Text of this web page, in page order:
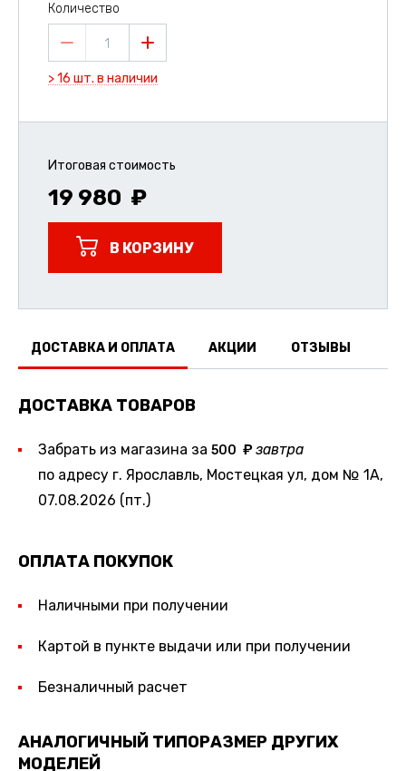
Количество
1
> 16 шт. в наличии
Итоговая стоимость
19 980
В КОРЗИНУ
ДОСТАВКА И ОПЛАТА АКЦИИ ОТЗЫВЫ
ДОСТАВКА ТОВАРОВ
Забрать из магазина за 500
завтра
по адресу г. Ярославль, Мостецкая ул, дом № 1А,
07.08.2026 (пт.)
ОПЛАТА ПОКУПОК
Наличными при получении
Картой в пункте выдачи или при получении
Безналичный расчет
АНАЛОГИЧНЫЙ ТИПОРАЗМЕР ДРУГИХ
МОДЕЛЕЙ